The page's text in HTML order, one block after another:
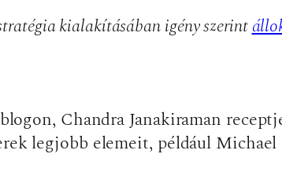
kialakításában igény szerint
Chandra Janakiraman
legjobb elemeit, például